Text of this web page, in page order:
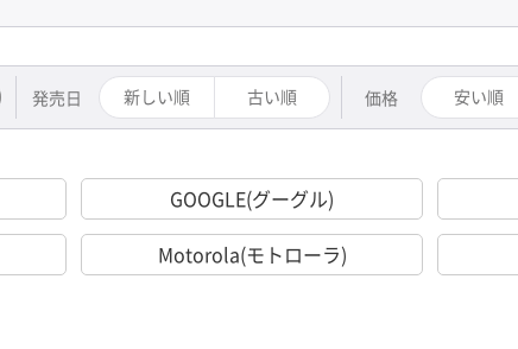
発売日 新しい順 古い順 価格 安い順
GOOGLE(グーグル)
Motorola(モトローラ)